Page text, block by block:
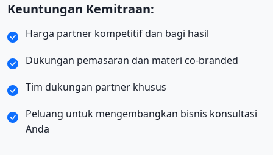
Keuntungan Kemitraan:
Harga partner kompetitif dan bagi hasil
Dukungan pemasaran dan materi co-branded
Tim dukungan partner khusus
Peluang untuk mengembangkan bisnis konsultasi
Anda